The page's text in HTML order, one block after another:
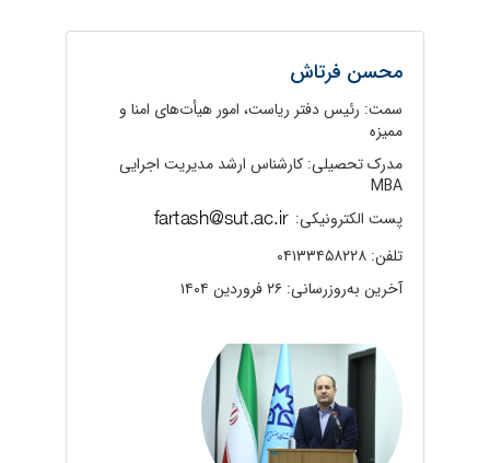
محسن فرتاش
سمت: رئیس دفتر ریاست، امور هیأت‌های امنا و
ممیزه
مدرک تحصیلی: کارشناس ارشد مدیریت اجرایی
MBA
پست الکترونیکی:
تلفن: ۰۴۱۳۳۴۵۸۲۲۸
آخرین به‌روزرسانی: ۲۶ فروردین ۱۴۰۴